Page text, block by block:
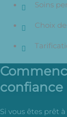
Soins
Choix
confiance
Si vous êtes prêt